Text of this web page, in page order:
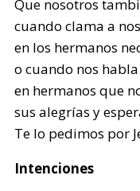
Que nosotros
cuando clama a
en los hermanos
o cuando nos
en hermanos que
sus alegrías y
Te lo pedimos por
Intenciones